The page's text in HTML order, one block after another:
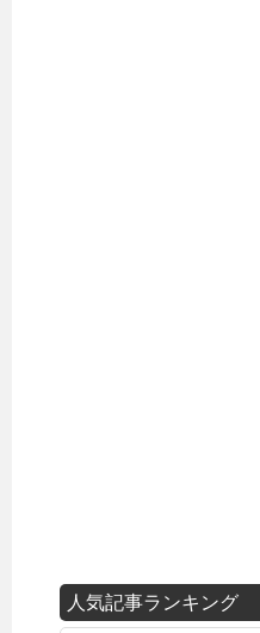
人気記事ランキング